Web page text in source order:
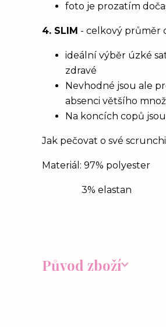
foto je prozatím
4. SLIM - celkový průměr
ideální výběr úzké
zdravé
Nevhodné jsou ale
absenci většího
Na koncích copů
Jak pečovat o své
Materiál: 97% polyester
3% elastan
Původ zboží